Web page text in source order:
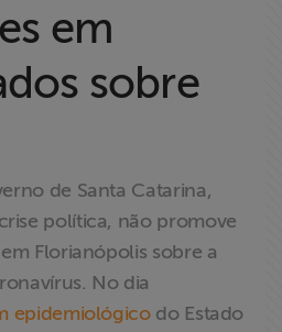
em
sobre
de Santa Catarina,
política, não promove
Florianópolis sobre a
No dia
epidemiológicodo Estado